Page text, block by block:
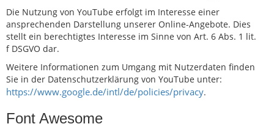
Die Nutzung von YouTube erfolgt im Interesse einer
ansprechenden Darstellung unserer Online-Angebote. Dies
stellt ein berechtigtes Interesse im Sinne von Art. 6 Abs. 1 lit.
f DSGVO dar.
Weitere Informationen zum Umgang mit Nutzerdaten finden
Sie in der Datenschutzerklärung von YouTube unter:
https://www.google.de/intl/de/policies/privacy.
Font Awesome